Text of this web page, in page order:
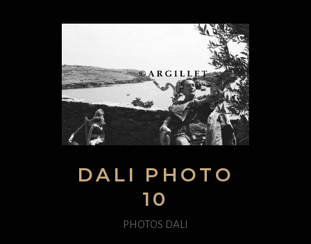
DALI PHOTO
10
PHOTOS DALI